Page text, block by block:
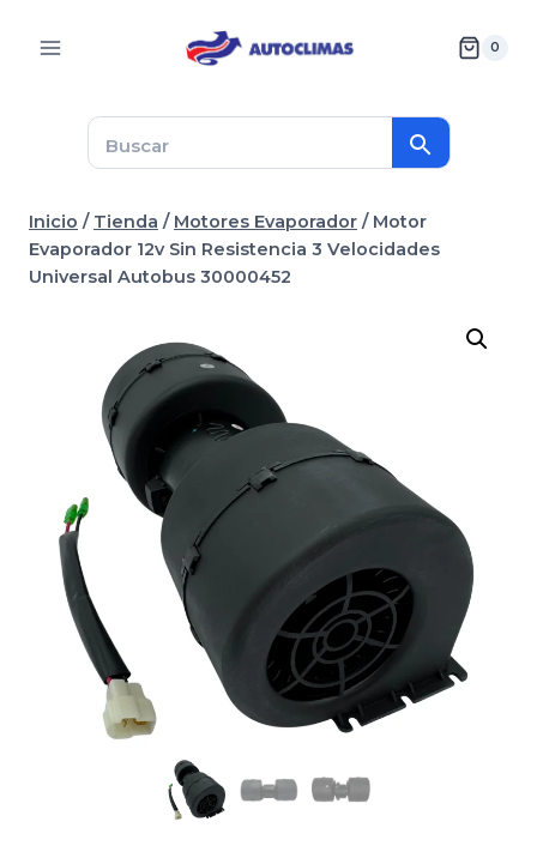
0
Inicio / Tienda / Motores Evaporador / Motor
Evaporador 12v Sin Resistencia 3 Velocidades
Universal Autobus 30000452